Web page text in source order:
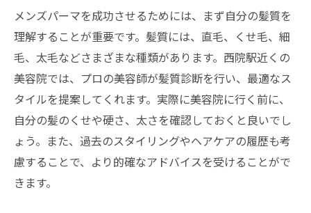
メンズパーマを成功させるためには、まず自分の髪質を
理解することが重要です。髪質には、直毛、くせ毛、細
毛、太毛などさまざまな種類があります。西院駅近くの
美容院では、プロの美容師が髪質診断を行い、最適なス
タイルを提案してくれます。実際に美容院に行く前に、
自分の髪のくせや硬さ、太さを確認しておくと良いでし
ょう。また、過去のスタイリングやヘアケアの履歴も考
慮することで、より的確なアドバイスを受けることがで
きます。